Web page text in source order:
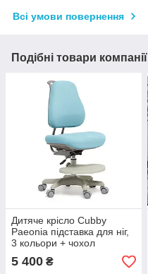
Всі умови повернення
Подібні товари компанії
Дитяче крісло Cubby
Paeonia підставка для ніг,
3 кольори + чохол
5 400 ₴